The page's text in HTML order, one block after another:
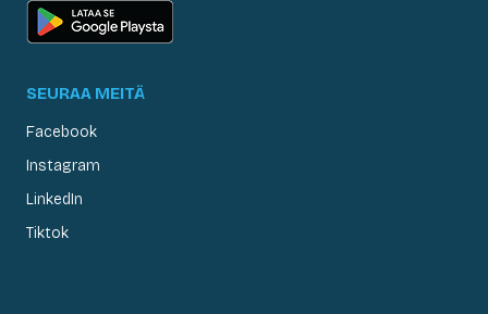
SEURAA MEITÄ
Facebook
Instagram
LinkedIn
Tiktok